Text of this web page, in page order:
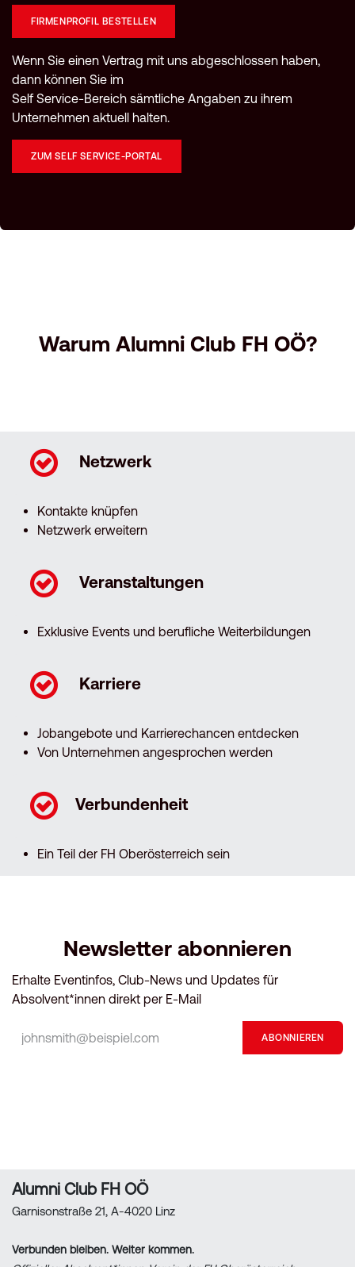
FIRMENPROFIL BESTELLEN
Wenn Sie einen Vertrag mit uns abgeschlossen haben,
dann können Sie im
Self Service-Bereich sämtliche Angaben zu ihrem
Unternehmen aktuell halten.
ZUM SELF SERVICE-PORTAL
Warum Alumni Club FH OÖ?
Netzwerk
Kontakte knüpfen
Netzwerk erweitern
Veranstaltungen
Exklusive Events und berufliche Weiterbildungen
Karriere
Jobangebote und Karrierechancen entdecken
Von Unternehmen angesprochen werden
Verbundenheit
Ein Teil der FH Oberösterreich sein
Newsletter abonnieren
Erhalte Eventinfos, Club-News und Updates für
Absolvent*innen direkt per E-Mail
ABONNIEREN
Alumni Club FH OÖ
Garnisonstraße 21, A-4020 Linz
Verbunden bleiben. Weiter kommen.